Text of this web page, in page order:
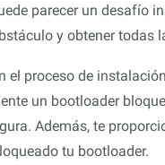
parecer un desafío
y obtener todas
el proceso de
un bootloader
Además, te
tu bootloader.